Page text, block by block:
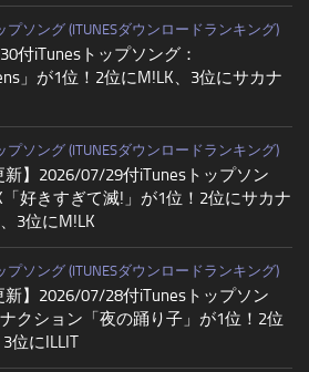
プソング (ITUNESダウンロードランキング)
付iTunesトップソング：
」が1位！2位にM!LK、3位にサカナ
プソング (ITUNESダウンロードランキング)
新】2026/07/29付iTunesトップソン
「好きすぎて滅!」が1位！2位にサカナ
3位にM!LK
プソング (ITUNESダウンロードランキング)
新】2026/07/28付iTunesトップソン
クション「夜の踊り子」が1位！2位
位にILLIT